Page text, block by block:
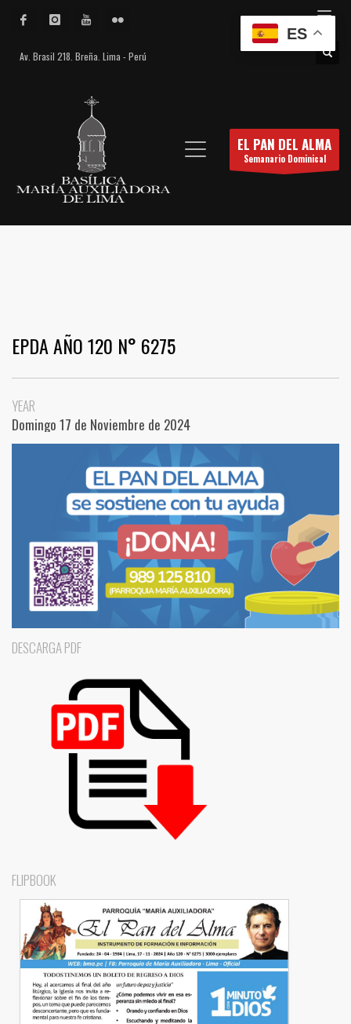
Av. Brasil 218. Breña. Lima - Perú
EL PAN DEL ALMA
Semanario Dominical
EPDA AÑO 120 N° 6275
YEAR
Domingo 17 de Noviembre de 2024
DESCARGA PDF
FLIPBOOK
ES